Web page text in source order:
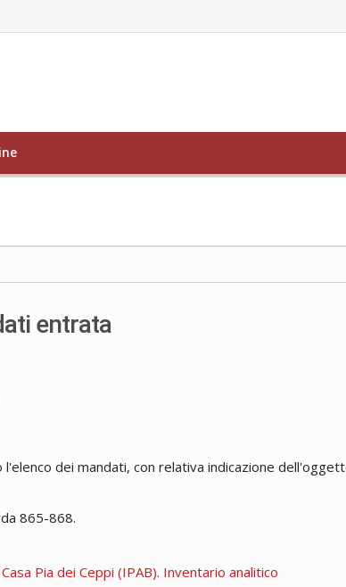
entrata
dei mandati, con relativa indicazione
865-868.
Pia dei Ceppi (IPAB). Inventario analitico